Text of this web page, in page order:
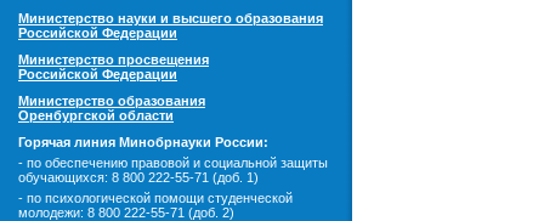
Министерство науки и высшего образования
Российской Федерации
Министерство просвещения
Российской Федерации
Министерство образования
Оренбургской области
Горячая линия Минобрнауки России:
- по обеспечению правовой и социальной защиты
обучающихся: 8 800 222-55-71 (доб. 1)
- по психологической помощи студенческой
молодежи: 8 800 222-55-71 (доб. 2)